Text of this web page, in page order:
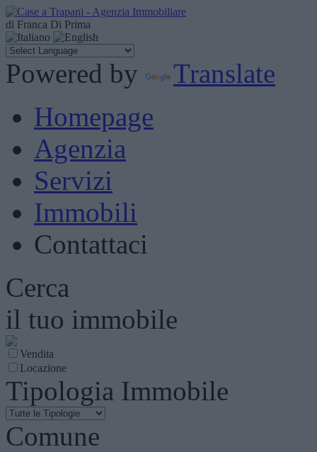
di Franca Di Prima
Powered by
Translate
Homepage
Agenzia
Servizi
Immobili
Contattaci
Cerca
il tuo immobile
Vendita
Locazione
Tipologia Immobile
Comune